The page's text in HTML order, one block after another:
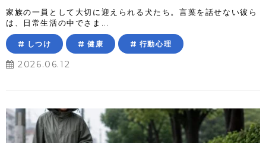
家族の一員として大切に迎えられる犬たち。言葉を話せない彼ら
は、日常生活の中でさま...
しつけ 健康 行動心理
2026.06.12